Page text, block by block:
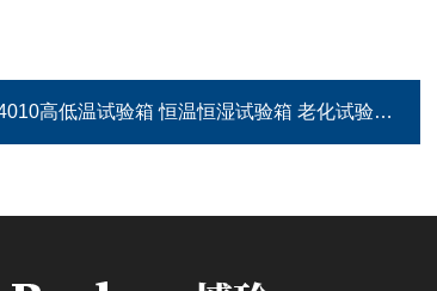
高低温试验箱 恒温恒湿试验箱 老化试验箱